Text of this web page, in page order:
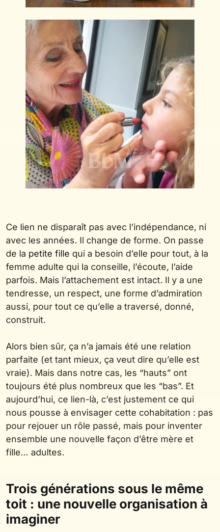
Ce lien ne disparaît pas avec l’indépendance, ni
avec les années. Il change de forme. On passe
de la petite fille qui a besoin d’elle pour tout, à la
femme adulte qui la conseille, l’écoute, l’aide
parfois. Mais l’attachement est intact. Il y a une
tendresse, un respect, une forme d’admiration
aussi, pour tout ce qu’elle a traversé, donné,
construit.
Alors bien sûr, ça n’a jamais été une relation
parfaite (et tant mieux, ça veut dire qu’elle est
vraie). Mais dans notre cas, les “hauts” ont
toujours été plus nombreux que les “bas”. Et
aujourd’hui, ce lien-là, c’est justement ce qui
nous pousse à envisager cette cohabitation : pas
pour rejouer un rôle passé, mais pour inventer
ensemble une nouvelle façon d’être mère et
fille… adultes.
Trois générations sous le même
toit : une nouvelle organisation à
imaginer